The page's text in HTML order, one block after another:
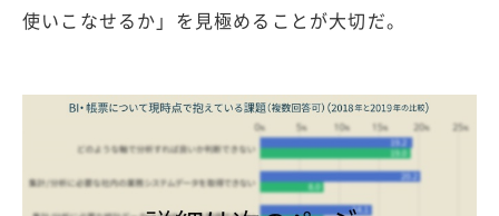
使いこなせるか」を見極めることが大切だ。